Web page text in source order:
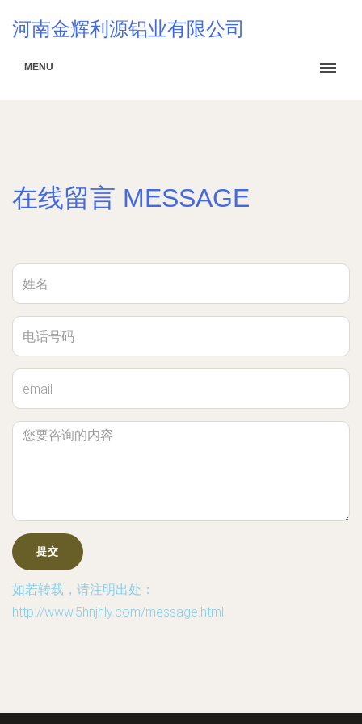
河南金辉利源铝业有限公司
MENU
在线留言 MESSAGE
如若转载，请注明出处：
http://www.5hnjhly.com/message.html